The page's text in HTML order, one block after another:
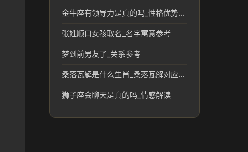
金牛座有领导力是真的吗_性格优势解析
张姓顺口女孩取名_名字寓意参考
梦到前男友了_关系参考
桑落瓦解是什么生肖_桑落瓦解对应生肖民俗解读
狮子座会聊天是真的吗_情感解读